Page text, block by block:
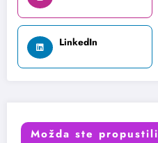
LinkedIn
Možda ste propustili